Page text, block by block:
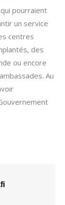
pourraient
un service
centres
des
ou encore
Au